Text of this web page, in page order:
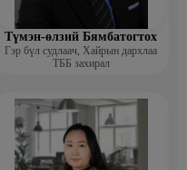
Түмэн-өлзий Бямбатогтох
Гэр бүл судлаач, Хайрын дархлаа
ТББ захирал